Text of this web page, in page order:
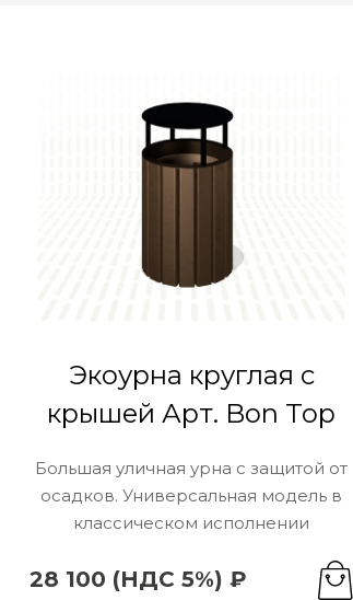
Экоурна круглая с
крышей Арт. Bon Top
Большая уличная урна с защитой от
осадков. Универсальная модель в
классическом исполнении
28 100 (НДС 5%) ₽